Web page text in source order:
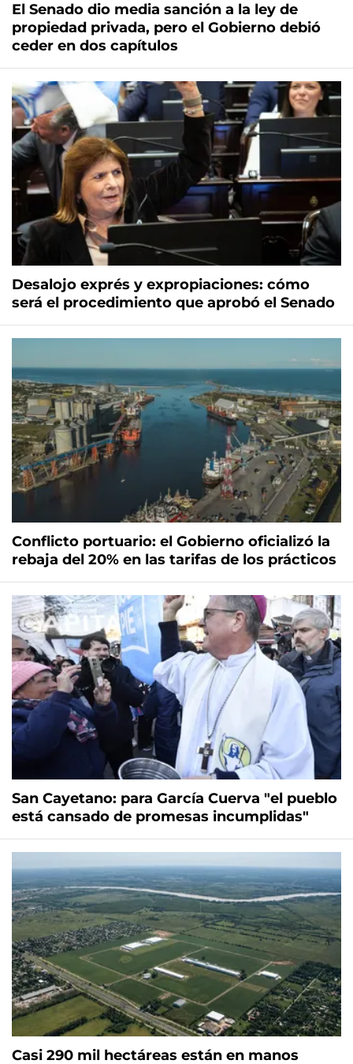
El Senado dio media sanción a la ley de
propiedad privada, pero el Gobierno debió
ceder en dos capítulos
Desalojo exprés y expropiaciones: cómo
será el procedimiento que aprobó el Senado
Conflicto portuario: el Gobierno oficializó la
rebaja del 20% en las tarifas de los prácticos
San Cayetano: para García Cuerva "el pueblo
está cansado de promesas incumplidas"
Casi 290 mil hectáreas están en manos